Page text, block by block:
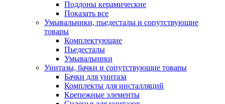
Поддоны керамические
Показать все
Умывальники, пьедесталы и сопутствующие
товары
Комплектующие
Пьедесталы
Умывальники
Унитазы, бачки и сопутствующие товары
Бачки для унитаза
Комплекты для инсталляций
Крепежные элементы